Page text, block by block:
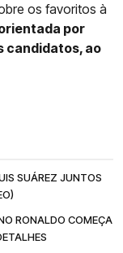
os favoritos à
por
candidatos, ao
SUÁREZ JUNTOS
RONALDO COMEÇA